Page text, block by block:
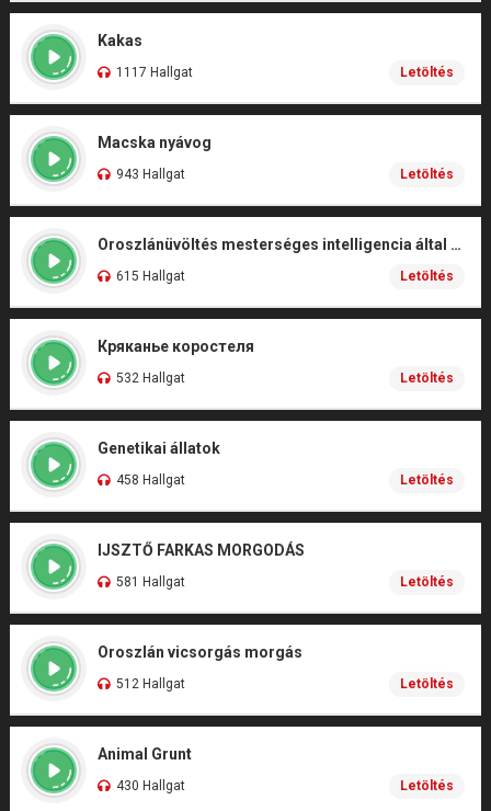
Kakas
1117 Hallgat Letöltés
Macska nyávog
943 Hallgat Letöltés
Oroszlánüvöltés mesterséges intelligencia által kidolgozott filmes
615 Hallgat Letöltés
Кряканье коростеля
532 Hallgat Letöltés
Genetikai állatok
458 Hallgat Letöltés
IJSZTŐ FARKAS MORGODÁS
581 Hallgat Letöltés
Oroszlán vicsorgás morgás
512 Hallgat Letöltés
Animal Grunt
430 Hallgat Letöltés